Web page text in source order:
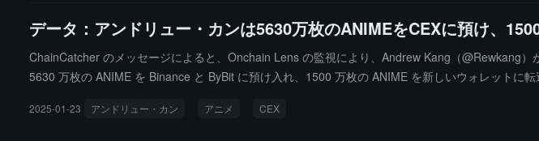
データ：アンドリュー・カンは5630万枚のANIMEをCEXに預け、
ChainCatcher のメッセージによると、Onchain Lens の監視により、Andrew Kang（@Rewkang
5630 万枚の ANIME を Binance と ByBit に預け入れ、1500 万枚の ANIME を新しいウォレットに転
2025-01-23 アンドリュー・カン アニメ CEX